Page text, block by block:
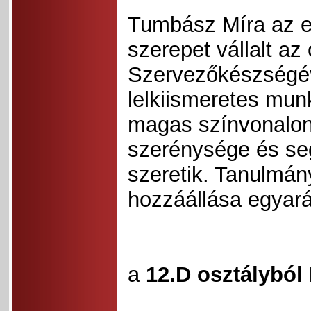
Tumbász Míra az
szerepet vállalt az
lelkiismeretes
magas
szerénysége és
szeretik.
hozzáállása
a 12.D osztályból